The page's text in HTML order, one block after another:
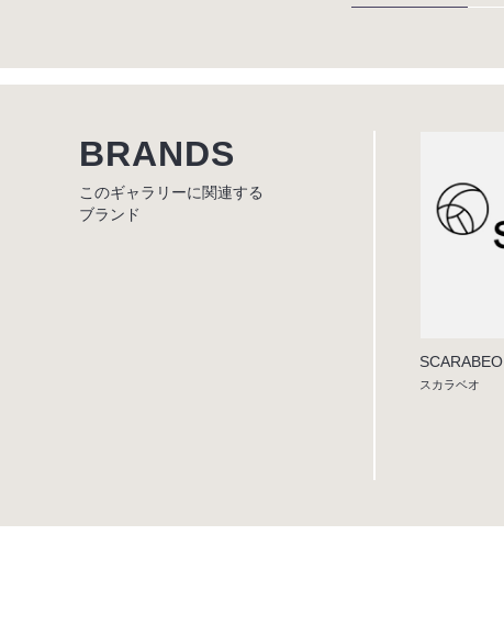
BRANDS
このギャラリーに関連する
ブランド
SCARABEO
スカラベオ